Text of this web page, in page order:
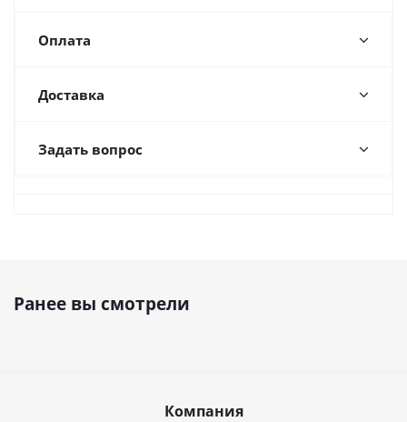
Оплата
Доставка
Задать вопрос
Ранее вы смотрели
Компания